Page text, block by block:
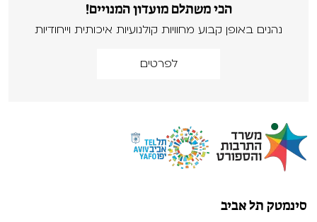
הכי משתלם מועדון המנויים!
נהנים באופן קבוע מחוויות קולנועיות איכותית וייחודיות
לפרטים
סינמטק תל אביב